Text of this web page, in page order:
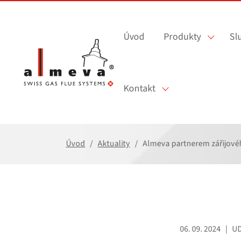
Úvod Produkty
Kontakt
Úvod Aktuality Almeva partnerem
06. 09. 2024 |